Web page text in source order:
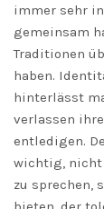
immer sehr
gemeinsam
Traditionen
haben.
hinterlässt
verlassen
entledigen.
wichtig, nicht
zu sprechen,